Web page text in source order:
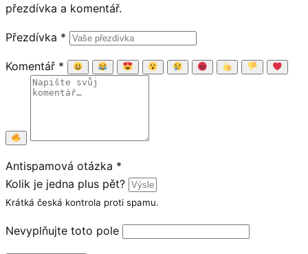
přezdívka a komentář.
Přezdívka *
Komentář *
Antispamová otázka *
Kolik je jedna plus pět?
Krátká česká kontrola proti spamu.
Nevyplňujte toto pole